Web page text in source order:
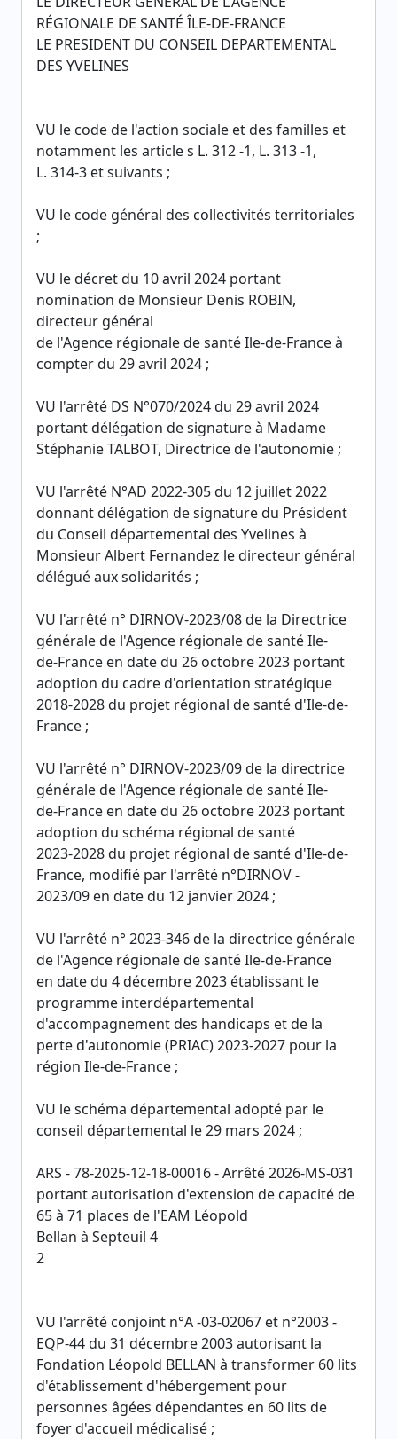
RÉGIONALE DE SANTÉ ÎLE-DE-FRANCE
LE PRESIDENT DU CONSEIL DEPARTEMENTAL
DES YVELINES
VU le code de l'action sociale et des familles et
notamment les article s L. 312 -1, L. 313 -1,
L. 314-3 et suivants ;
VU le code général des collectivités territoriales
;
VU le décret du 10 avril 2024 portant
nomination de Monsieur Denis ROBIN,
directeur général
de l'Agence régionale de santé Ile-de-France à
compter du 29 avril 2024 ;
VU l'arrêté DS N°070/2024 du 29 avril 2024
portant délégation de signature à Madame
Stéphanie TALBOT, Directrice de l'autonomie ;
VU l'arrêté N°AD 2022-305 du 12 juillet 2022
donnant délégation de signature du Président
du Conseil départemental des Yvelines à
Monsieur Albert Fernandez le directeur général
délégué aux solidarités ;
VU l'arrêté n° DIRNOV-2023/08 de la Directrice
générale de l'Agence régionale de santé Ile-
de-France en date du 26 octobre 2023 portant
adoption du cadre d'orientation stratégique
2018-2028 du projet régional de santé d'Ile-de-
France ;
VU l'arrêté n° DIRNOV-2023/09 de la directrice
générale de l'Agence régionale de santé Ile-
de-France en date du 26 octobre 2023 portant
adoption du schéma régional de santé
2023-2028 du projet régional de santé d'Ile-de-
France, modifié par l'arrêté n°DIRNOV -
2023/09 en date du 12 janvier 2024 ;
VU l'arrêté n° 2023-346 de la directrice générale
de l'Agence régionale de santé Ile-de-France
en date du 4 décembre 2023 établissant le
programme interdépartemental
d'accompagnement des handicaps et de la
perte d'autonomie (PRIAC) 2023-2027 pour la
région Ile-de-France ;
VU le schéma départemental adopté par le
conseil départemental le 29 mars 2024 ;
ARS - 78-2025-12-18-00016 - Arrêté 2026-MS-031
portant autorisation d'extension de capacité de
65 à 71 places de l'EAM Léopold
Bellan à Septeuil 4
2
VU l'arrêté conjoint n°A -03-02067 et n°2003 -
EQP-44 du 31 décembre 2003 autorisant la
Fondation Léopold BELLAN à transformer 60 lits
d'établissement d'hébergement pour
personnes âgées dépendantes en 60 lits de
foyer d'accueil médicalisé ;